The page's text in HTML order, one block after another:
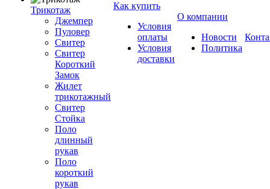
Трикотаж
Джемпер
Пуловер
Свитер
Свитер
Короткий
Замок
Жилет
трикотажный
Свитер
Стойка
Поло
длинный
рукав
Поло
короткий
рукав
Как купить
Условия
оплаты
Условия
доставки
О компании
Новости
Политика